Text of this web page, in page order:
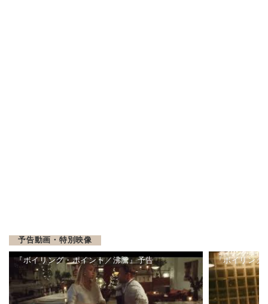
予告動画・特別映像
『ボイリング・ポイント／沸騰』予告 『ボイリング